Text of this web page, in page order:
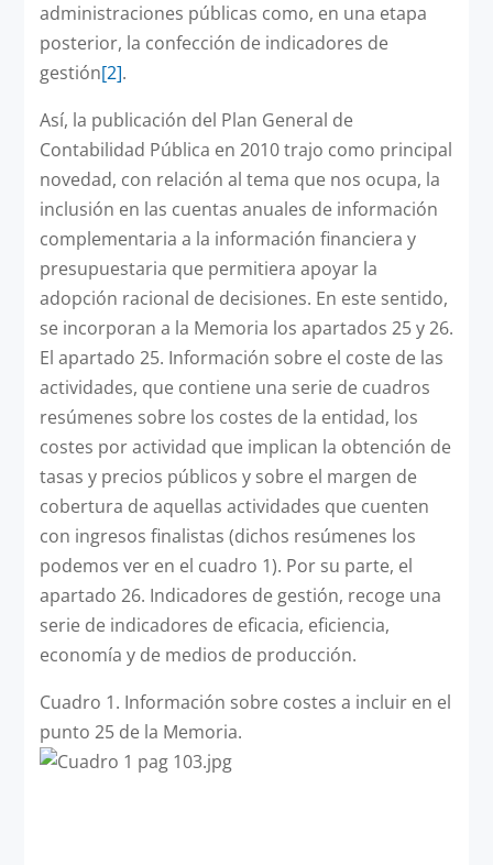
administraciones públicas como, en una etapa
posterior, la confección de indicadores de
gestión[2].
Así, la publicación del Plan General de
Contabilidad Pública en 2010 trajo como principal
novedad, con relación al tema que nos ocupa, la
inclusión en las cuentas anuales de información
complementaria a la información financiera y
presupuestaria que permitiera apoyar la
adopción racional de decisiones. En este sentido,
se incorporan a la Memoria los apartados 25 y 26.
El apartado 25. Información sobre el coste de las
actividades, que contiene una serie de cuadros
resúmenes sobre los costes de la entidad, los
costes por actividad que implican la obtención de
tasas y precios públicos y sobre el margen de
cobertura de aquellas actividades que cuenten
con ingresos finalistas (dichos resúmenes los
podemos ver en el cuadro 1). Por su parte, el
apartado 26. Indicadores de gestión, recoge una
serie de indicadores de eficacia, eficiencia,
economía y de medios de producción.
Cuadro 1. Información sobre costes a incluir en el
punto 25 de la Memoria.